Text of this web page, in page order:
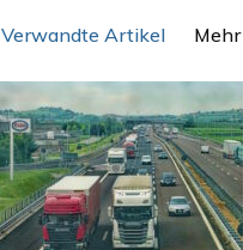
Verwandte Artikel